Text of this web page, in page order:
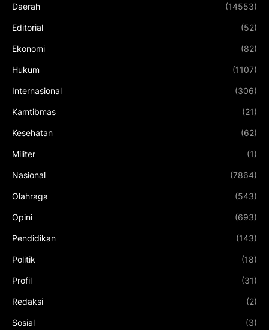
Daerah (14553)
Editorial (52)
Ekonomi (82)
Hukum (1107)
Internasional (306)
Kamtibmas (21)
Kesehatan (62)
Militer (1)
Nasional (7864)
Olahraga (543)
Opini (693)
Pendidikan (143)
Politik (18)
Profil (31)
Redaksi (2)
Sosial (3)